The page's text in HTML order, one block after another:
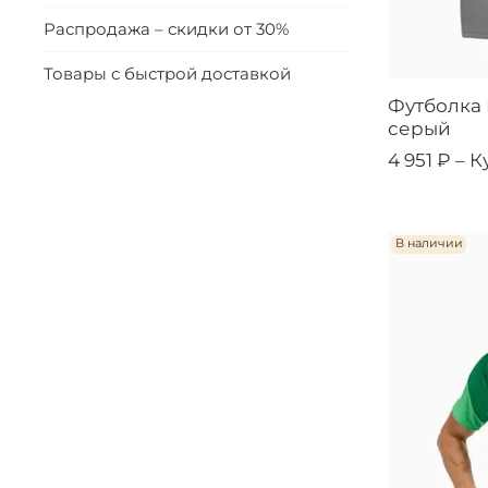
Футболка
серый
4 951 ₽ –
В наличии
Распродажа – скидки от 30%
Товары с быстрой доставкой